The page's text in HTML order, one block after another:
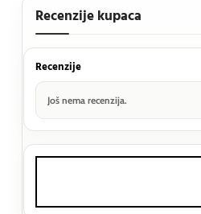
Recenzije kupaca
Recenzije
Još nema recenzija.